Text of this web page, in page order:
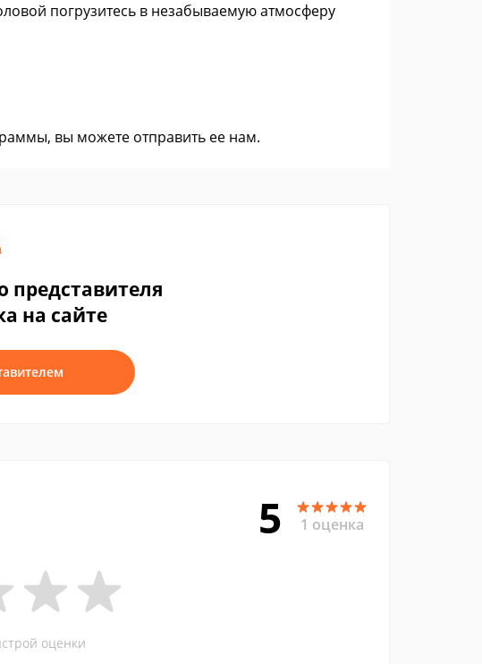
погрузитесь в незабываемую атмосферу
вы можете отправить ее нам.
представителя
на сайте
5 1 оценка
оценки